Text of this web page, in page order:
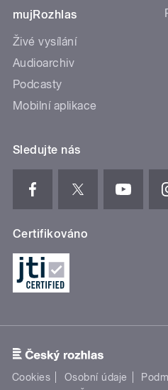
mujRozhlas
Živé vysílání
Audioarchiv
Podcasty
Mobilní aplikace
Sledujte nás
Certifikováno
Cookies Osobní údaje